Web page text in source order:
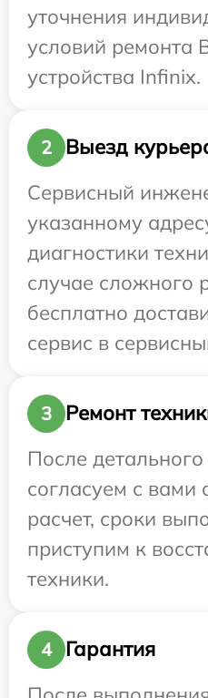
уточнения
условий ремонта
устройства Infinix.
2
Выезд
Сервисный
указанному
диагностики
случае сложного
бесплатно
сервис в
3
Ремонт
После
согласуем с вами
расчет, сроки
приступим к
техники.
4
Гарантия